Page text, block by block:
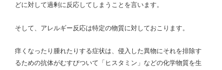
どに対して過剰に反応してしまうことを言います。
そして、アレルギー反応は特定の物質に対しておこります。
痒くなったり腫れたりする症状は、侵入した異物にそれを排除す
るための抗体がむすびついて「ヒスタミン」などの化学物質を生